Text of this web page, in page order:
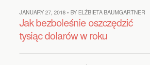
JANUARY 27, 2018 • BY ELŻBIETA BAUMGARTNER
Jak bezboleśnie oszczędzić
tysiąc dolarów w roku